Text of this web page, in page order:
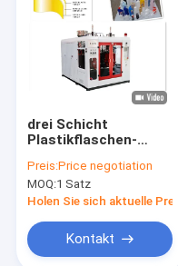
drei Schicht
Plastikflaschen-
Maschine für
Kosmetikflasche
Preis:Price negotiation
MOQ:1 Satz
Holen Sie sich aktuelle Preis
Kontakt